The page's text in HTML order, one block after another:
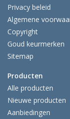
Privacy beleid
Algemene
Copyright
Goud keurmerken
Sitemap
Producten
Alle producten
Nieuwe producten
Aanbiedingen